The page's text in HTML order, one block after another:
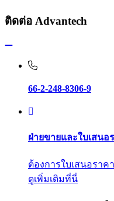
ติดต่อ Advantech
66-2-248-8306-9
ฝ่ายขายและใบเสนอ
ต้องการใบเสนอรา
ดูเพิ่มเติมที่นี่